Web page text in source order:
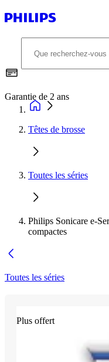
Garantie de 2 ans
Têtes de brosse
Toutes les séries
Philips Sonicare e-
compactes
Toutes les séries
Plus offert